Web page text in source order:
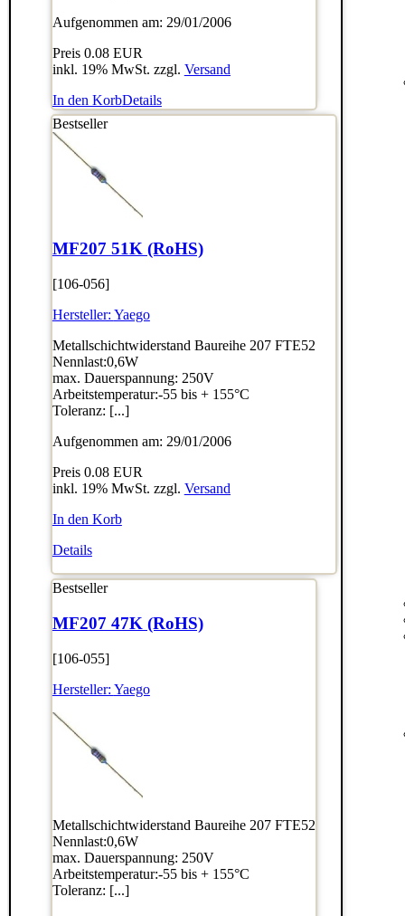
Aufgenommen am: 29/01/2006
Preis 0.08 EUR
inkl. 19% MwSt. zzgl. Versand
In den KorbDetails
Bestseller
MF207 51K (RoHS)
[106-056]
Hersteller: Yaego
Metallschichtwiderstand Baureihe 207 FTE52
Nennlast:0,6W
max. Dauerspannung: 250V
Arbeitstemperatur:-55 bis + 155°C
Toleranz: [...]
Aufgenommen am: 29/01/2006
Preis 0.08 EUR
inkl. 19% MwSt. zzgl. Versand
In den Korb
Details
Bestseller
MF207 47K (RoHS)
[106-055]
Hersteller: Yaego
Metallschichtwiderstand Baureihe 207 FTE52
Nennlast:0,6W
max. Dauerspannung: 250V
Arbeitstemperatur:-55 bis + 155°C
Toleranz: [...]